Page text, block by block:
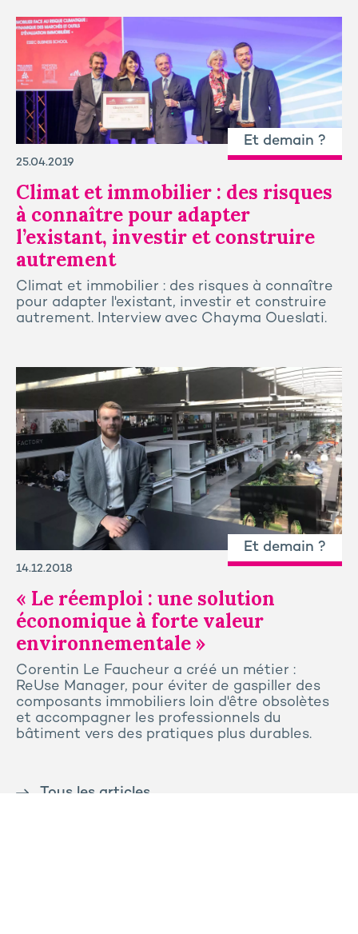
Et demain ?
25.04.2019
Climat et immobilier : des risques
à connaître pour adapter
l’existant, investir et construire
autrement
Climat et immobilier : des risques à connaître
pour adapter l'existant, investir et construire
autrement. Interview avec Chayma Oueslati.
Et demain ?
14.12.2018
« Le réemploi : une solution
économique à forte valeur
environnementale »
Corentin Le Faucheur a créé un métier :
ReUse Manager, pour éviter de gaspiller des
composants immobiliers loin d'être obsolètes
et accompagner les professionnels du
bâtiment vers des pratiques plus durables.
Tous les articles